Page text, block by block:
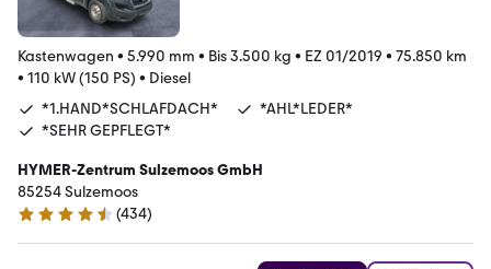
Kastenwagen • 5.990 mm • Bis 3.500 kg • EZ 01/2019 • 75.850 km
• 110 kW (150 PS) • Diesel
*1.HAND*SCHLAFDACH*
*AHL*LEDER*
*SEHR GEPFLEGT*
HYMER-Zentrum Sulzemoos GmbH
85254 Sulzemoos
4.7 Sterne
(434)